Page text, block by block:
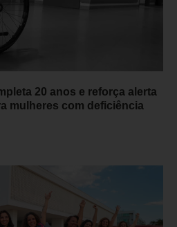
20 anos e reforça alerta
mulheres com deficiência